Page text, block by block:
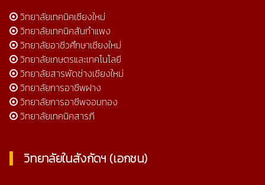
วิทยาลัยเทคนิคเชียงใหม่
วิทยาลัยเทคนิคสันกำแพง
วิทยาลัยอาชีวศึกษาเชียงใหม่
วิทยาลัยเกษตรและเทคโนโลยี
วิทยาลัยสารพัดช่างเชียงใหม่
วิทยาลัยการอาชีพฝาง
วิทยาลัยการอาชีพจอมทอง
วิทยาลัยเทคนิคสารภี
วิทยาลัยในสังกัดฯ (เอกชน)